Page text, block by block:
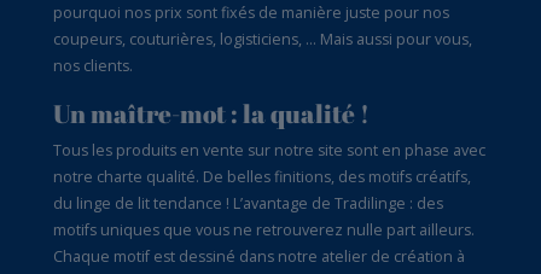
pourquoi nos prix sont fixés de manière juste pour nos
coupeurs, couturières, logisticiens, … Mais aussi pour vous,
nos clients.
Un maître-mot : la qualité !
Tous les produits en vente sur notre site sont en phase avec
notre charte qualité. De belles finitions, des motifs créatifs,
du linge de lit tendance ! L’avantage de Tradilinge : des
motifs uniques que vous ne retrouverez nulle part ailleurs.
Chaque motif est dessiné dans notre atelier de création à